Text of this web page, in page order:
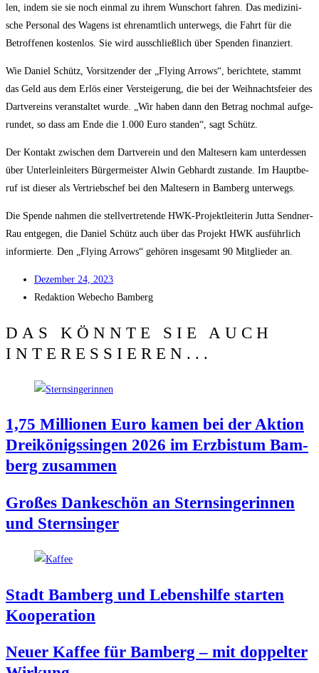
len, indem sie sie noch ein­mal zu ihrem Wunschort fah­ren. Das medi­zi­ni­
sche Per­so­nal des Wagens ist ehren­amt­lich unter­wegs, die Fahrt für die
Betrof­fe­nen kos­ten­los. Sie wird aus­schließ­lich über Spen­den finanziert.
Wie Dani­el Schütz, Vor­sit­zen­der der „Fly­ing Arrows“, berich­te­te, stammt
das Geld aus dem Erlös einer Ver­stei­ge­rung, die bei der Weih­nachts­fei­er des
Dart­ver­eins ver­an­stal­tet wur­de. „Wir haben dann den Betrag noch­mal auf­ge­
run­det, so dass am Ende die 1.000 Euro stan­den“, sagt Schütz.
Der Kon­takt zwi­schen dem Dart­ver­ein und den Mal­te­sern kam unter­des­sen
über Unter­lein­lei­ters Bür­ger­meis­ter Alwin Geb­hardt zustan­de. Im Haupt­be­
ruf ist die­ser als Ver­triebs­chef bei den Mal­te­sern in Bam­berg unterwegs.
Die Spen­de nah­men die stell­ver­tre­ten­de HWK-Pro­jekt­lei­te­rin Jut­ta Send­ner-
Rau ent­ge­gen, die Dani­el Schütz auch über das Pro­jekt HWK aus­führ­lich
infor­mier­te. Den „Fly­ing Arrows“ gehö­ren ins­ge­samt 90 Mit­glie­der an.
Dezem­ber 24, 2023
Redak­ti­on Web­echo Bamberg
DAS KÖNNTE SIE AUCH
INTERESSIEREN...
1,75 Mil­lio­nen Euro kamen bei der Akti­on
Drei­kö­nigs­sin­gen 2026 im Erz­bis­tum Bam­
berg zusammen
Gro­ßes Dan­ke­schön an Stern­sin­ge­rin­nen
und Sternsinger
Stadt Bam­berg und Lebens­hil­fe star­ten
Kooperation
Neu­er Kaf­fee für Bam­berg – mit dop­pel­ter